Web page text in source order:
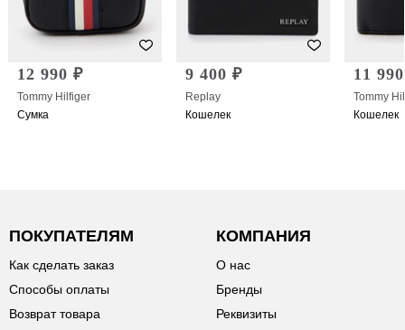
12 990 ₽
Tommy Hilfiger
Сумка
9 400 ₽
Replay
Кошелек
11
Tommy
Кошелек
ПОКУПАТЕЛЯМ
Как сделать заказ
Способы оплаты
Возврат товара
КОМПАНИЯ
О нас
Бренды
Реквизиты